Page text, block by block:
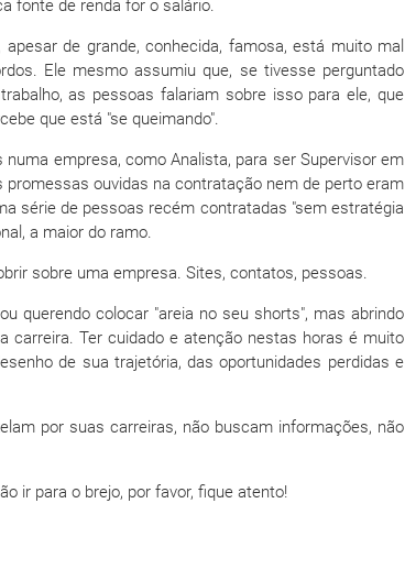
fonte de renda for o salário.
de grande, conhecida, famosa, está muito mal
Ele mesmo assumiu que, se tivesse perguntado
as pessoas falariam sobre isso para ele, que
que está "se queimando".
empresa, como Analista, para ser Supervisor em
ouvidas na contratação nem de perto eram
série de pessoas recém contratadas "sem estratégia
a maior do ramo.
sobre uma empresa. Sites, contatos, pessoas.
querendo colocar "areia no seu shorts", mas abrindo
Ter cuidado e atenção nestas horas é muito
de sua trajetória, das oportunidades perdidas e
por suas carreiras, não buscam informações, não
ir para o brejo, por favor, fique atento!